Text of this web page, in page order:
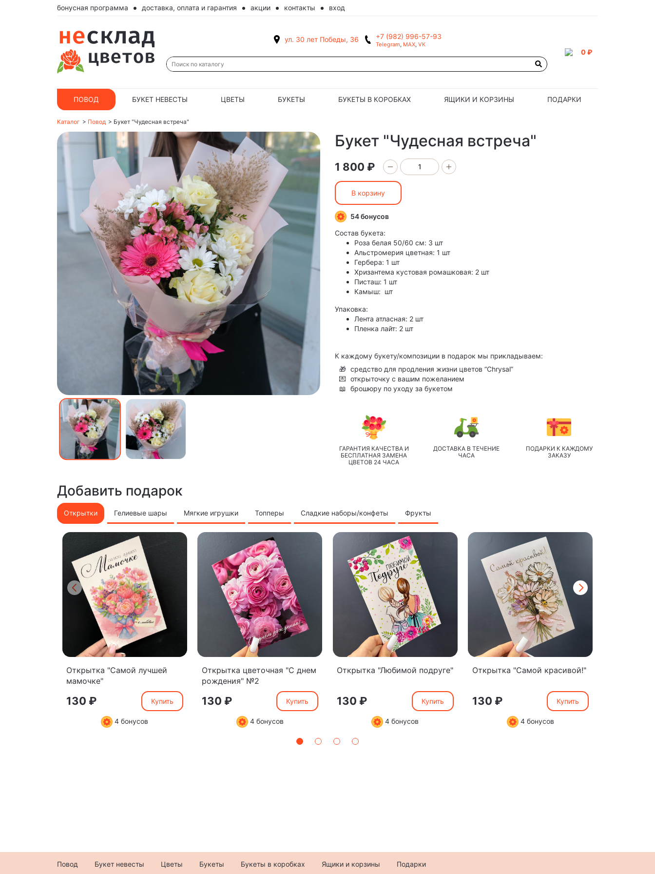
бонусная программа доставка, оплата и гарантия акции контакты вход
ул. 30 лет Победы, 36 +7 (982) 996-57-93
Telegram, MAX, VK
0 ₽
ПОВОД БУКЕТ НЕВЕСТЫ ЦВЕТЫ БУКЕТЫ БУКЕТЫ В КОРОБКАХ ЯЩИКИ И КОРЗИНЫ ПОДАРКИ
Каталог > Повод > Букет "Чудесная встреча"
Букет "Чудесная встреча"
1 800 ₽
В корзину
54 бонусов
Состав букета:
Роза белая 50/60 см: 3 шт
Альстромерия цветная: 1 шт
Гербера: 1 шт
Хризантема кустовая ромашковая: 2 шт
Писташ: 1 шт
Камыш: шт
Упаковка:
Лента атласная: 2 шт
Пленка лайт: 2 шт
К каждому букету/композиции в подарок мы прикладываем:
🎁 средство для продления жизни цветов “Chrysal”
💌 открыточку с вашим пожеланием
📖 брошюру по уходу за букетом
ГАРАНТИЯ КАЧЕСТВА И
БЕСПЛАТНАЯ ЗАМЕНА
ЦВЕТОВ 24 ЧАСА
ДОСТАВКА В ТЕЧЕНИЕ
ЧАСА
ПОДАРКИ К КАЖДОМУ
ЗАКАЗУ
Добавить подарок
Открытки Гелиевые шары Мягкие игрушки Топперы Сладкие наборы/конфеты Фрукты
Открытка "Самой лучшей
мамочке"
130 ₽ Купить
4 бонусов
Открытка цветочная "С днем
рождения" №2
130 ₽ Купить
4 бонусов
Открытка "Любимой подруге"
130 ₽ Купить
4 бонусов
Открытка "Самой красивой!"
130 ₽ Купить
4 бонусов
Повод Букет невесты Цветы Букеты Букеты в коробках Ящики и корзины Подарки